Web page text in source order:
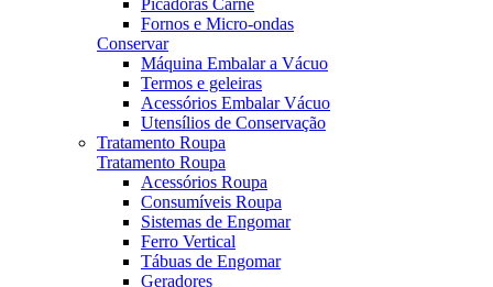
Picadoras Carne
Fornos e Micro-ondas
Conservar
Máquina Embalar a Vácuo
Termos e geleiras
Acessórios Embalar Vácuo
Utensílios de Conservação
Tratamento Roupa
Tratamento Roupa
Acessórios Roupa
Consumíveis Roupa
Sistemas de Engomar
Ferro Vertical
Tábuas de Engomar
Geradores